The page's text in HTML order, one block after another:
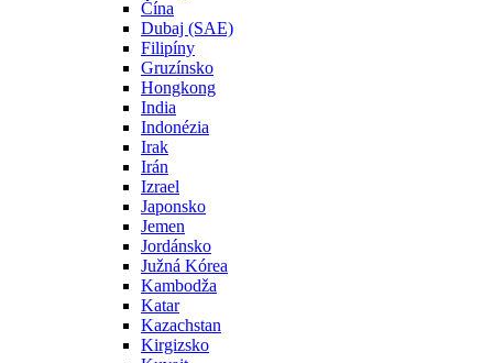
Čína
Dubaj (SAE)
Filipíny
Gruzínsko
Hongkong
India
Indonézia
Irak
Irán
Izrael
Japonsko
Jemen
Jordánsko
Južná Kórea
Kambodža
Katar
Kazachstan
Kirgizsko